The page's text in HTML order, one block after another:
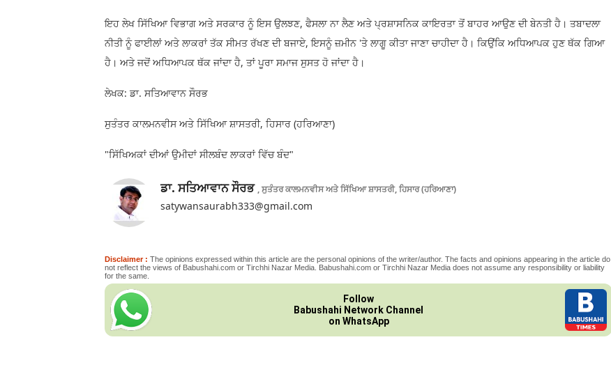
ਇਹ ਲੇਖ ਸਿੱਖਿਆ ਵਿਭਾਗ ਅਤੇ ਸਰਕਾਰ ਨੂੰ ਇਸ ਉਲਝਣ, ਫੈਸਲਾ ਨਾ ਲੈਣ ਅਤੇ ਪ੍ਰਸ਼ਾਸਨਿਕ ਕਾਇਰਤਾ ਤੋਂ ਬਾਹਰ ਆਉਣ ਦੀ ਬੇਨਤੀ ਹੈ। ਤਬਾਦਲਾ
ਨੀਤੀ ਨੂੰ ਫਾਈਲਾਂ ਅਤੇ ਲਾਕਰਾਂ ਤੱਕ ਸੀਮਤ ਰੱਖਣ ਦੀ ਬਜਾਏ, ਇਸਨੂੰ ਜ਼ਮੀਨ 'ਤੇ ਲਾਗੂ ਕੀਤਾ ਜਾਣਾ ਚਾਹੀਦਾ ਹੈ। ਕਿਉਂਕਿ ਅਧਿਆਪਕ ਹੁਣ ਥੱਕ ਗਿਆ
ਹੈ। ਅਤੇ ਜਦੋਂ ਅਧਿਆਪਕ ਥੱਕ ਜਾਂਦਾ ਹੈ, ਤਾਂ ਪੂਰਾ ਸਮਾਜ ਸੁਸਤ ਹੋ ਜਾਂਦਾ ਹੈ।
ਲੇਖਕ: ਡਾ. ਸਤਿਆਵਾਨ ਸੌਰਭ
ਸੁਤੰਤਰ ਕਾਲਮਨਵੀਸ ਅਤੇ ਸਿੱਖਿਆ ਸ਼ਾਸਤਰੀ, ਹਿਸਾਰ (ਹਰਿਆਣਾ)
"ਸਿੱਖਿਅਕਾਂ ਦੀਆਂ ਉਮੀਦਾਂ ਸੀਲਬੰਦ ਲਾਕਰਾਂ ਵਿੱਚ ਬੰਦ"
ਡਾ. ਸਤਿਆਵਾਨ ਸੌਰਭ , ਸੁਤੰਤਰ ਕਾਲਮਨਵੀਸ ਅਤੇ ਸਿੱਖਿਆ ਸ਼ਾਸਤਰੀ, ਹਿਸਾਰ (ਹਰਿਆਣਾ)
satywansaurabh333@gmail.com
Disclaimer : The opinions expressed within this article are the personal opinions of the writer/author. The facts and opinions appearing in the article do
not reflect the views of Babushahi.com or Tirchhi Nazar Media. Babushahi.com or Tirchhi Nazar Media does not assume any responsibility or liability
for the same.
Follow
Babushahi Network Channel
on WhatsApp